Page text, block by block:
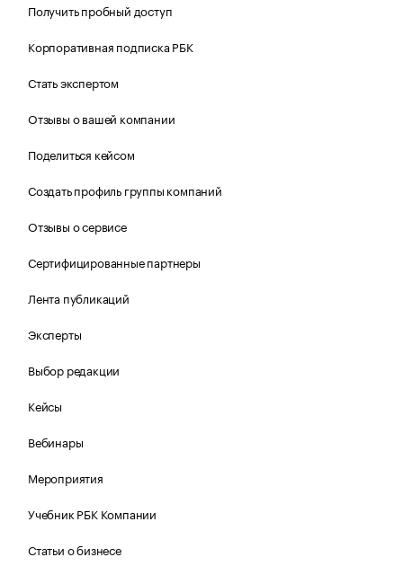
Получить пробный доступ
Корпоративная подписка РБК
Стать экспертом
Отзывы о вашей компании
Поделиться кейсом
Создать профиль группы компаний
Отзывы о сервисе
Сертифицированные партнеры
Лента публикаций
Эксперты
Выбор редакции
Кейсы
Вебинары
Мероприятия
Учебник РБК Компании
Статьи о бизнесе